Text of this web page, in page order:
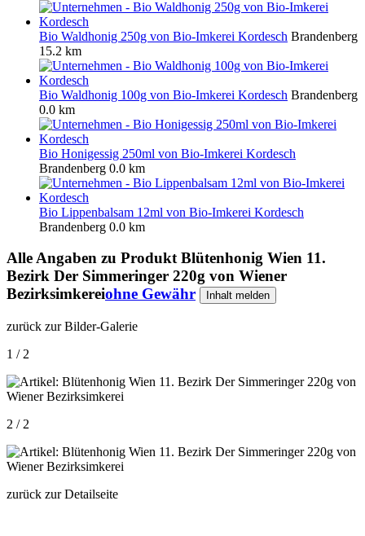
Bio Waldhonig 250g von Bio-Imkerei Kordesch Brandenberg
15.2 km
Bio Waldhonig 100g von Bio-Imkerei Kordesch Brandenberg
0.0 km
Bio Honigessig 250ml von Bio-Imkerei Kordesch
Brandenberg 0.0 km
Bio Lippenbalsam 12ml von Bio-Imkerei Kordesch
Brandenberg 0.0 km
Alle Angaben zu Produkt Blütenhonig Wien 11.
Bezirk Der Simmeringer 220g von Wiener
Bezirksimkereiohne Gewähr Inhalt melden
zurück zur Bilder-Galerie
1 / 2
2 / 2
zurück zur Detailseite